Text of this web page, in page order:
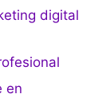
digital
en